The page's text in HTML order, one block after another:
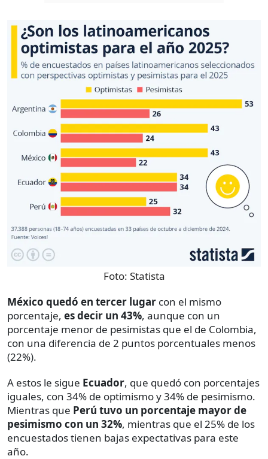
Foto: Statista
México quedó en tercer lugar con el mismo
porcentaje, es decir un 43%, aunque con un
porcentaje menor de pesimistas que el de Colombia,
con una diferencia de 2 puntos porcentuales menos
(22%).
A estos le sigue Ecuador, que quedó con porcentajes
iguales, con 34% de optimismo y 34% de pesimismo.
Mientras que Perú tuvo un porcentaje mayor de
pesimismo con un 32%, mientras que el 25% de los
encuestados tienen bajas expectativas para este
año.